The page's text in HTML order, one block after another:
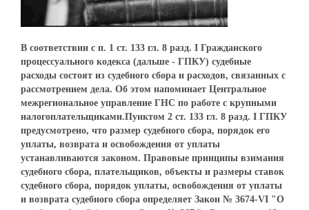
В соответствии с п. 1 ст. 133 гл. 8 разд. I Гражданского
процессуального кодекса (дальше - ГПКУ) судебные
расходы состоят из судебного сбора и расходов, связанных с
рассмотрением дела. Об этом напоминает Центральное
межрегиональное управление ГНС по работе с крупными
налогоплательщиками.Пунктом 2 ст. 133 гл. 8 разд. I ГПКУ
предусмотрено, что размер судебного сбора, порядок его
уплаты, возврата и освобождения от уплаты
устанавливаются законом. Правовые принципы взимания
судебного сбора, плательщиков, объекты и размеры ставок
судебного сбора, порядок уплаты, освобождения от уплаты
и возврата судебного сбора определяет Закон № 3674-VI "О